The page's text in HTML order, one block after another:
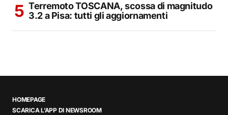
Terremoto TOSCANA, scossa di magnitudo
3.2 a Pisa: tutti gli aggiornamenti
HOMEPAGE
SCARICA L’APP DI NEWSROOM